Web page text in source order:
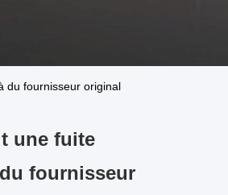
du fournisseur original
une fuite
fournisseur